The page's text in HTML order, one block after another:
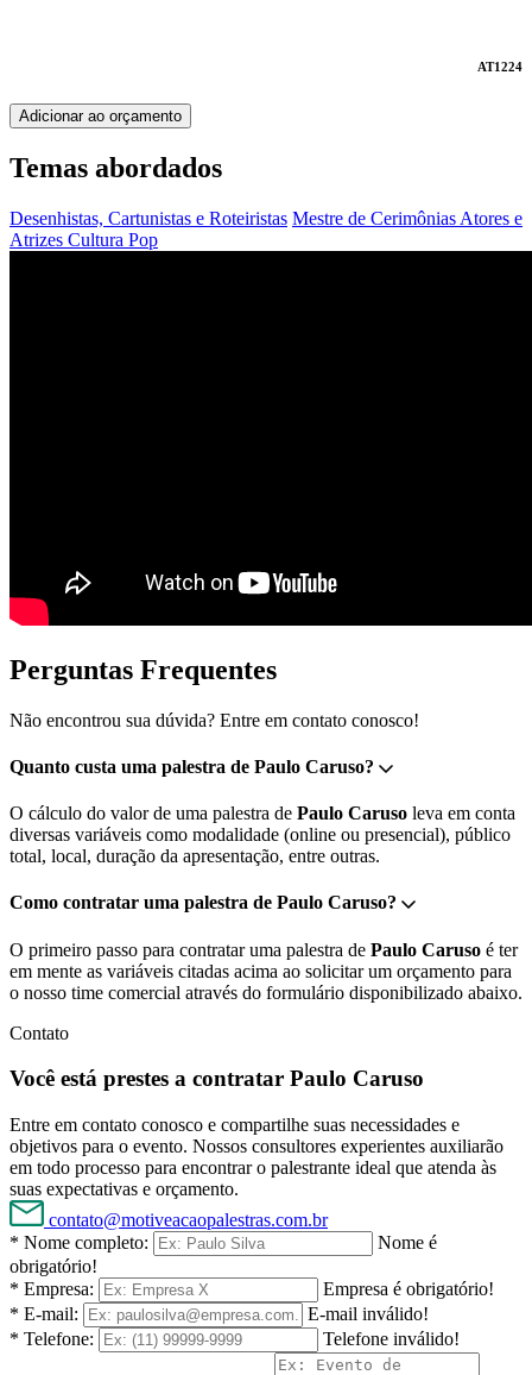
AT1224
Adicionar ao orçamento
Temas abordados
Desenhistas, Cartunistas e Roteiristas Mestre de Cerimônias Atores e
Atrizes Cultura Pop
Perguntas Frequentes
Não encontrou sua dúvida? Entre em contato conosco!
Quanto custa uma palestra de Paulo Caruso?
O cálculo do valor de uma palestra de Paulo Caruso leva em conta
diversas variáveis como modalidade (online ou presencial), público
total, local, duração da apresentação, entre outras.
Como contratar uma palestra de Paulo Caruso?
O primeiro passo para contratar uma palestra de Paulo Caruso é ter
em mente as variáveis citadas acima ao solicitar um orçamento para
o nosso time comercial através do formulário disponibilizado abaixo.
Contato
Você está prestes a contratar Paulo Caruso
Entre em contato conosco e compartilhe suas necessidades e
objetivos para o evento. Nossos consultores experientes auxiliarão
em todo processo para encontrar o palestrante ideal que atenda às
suas expectativas e orçamento.
contato@motiveacaopalestras.com.br
* Nome completo:
Nome é
obrigatório!
* Empresa:
Empresa é obrigatório!
* E-mail:
E-mail inválido!
* Telefone:
Telefone inválido!